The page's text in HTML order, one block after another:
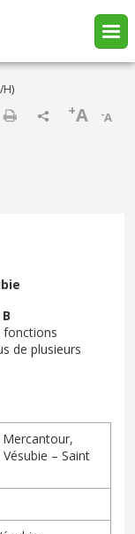
H)
-A
+A
fonctions
de plusieurs
– Saint